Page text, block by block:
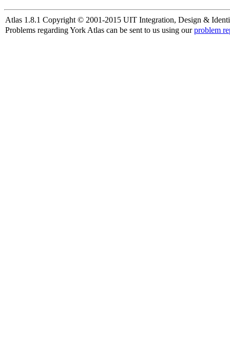
Atlas 1.8.1 Copyright © 2001-2015 UIT Integration, Design &
Problems regarding York Atlas can be sent to us using ourproblem